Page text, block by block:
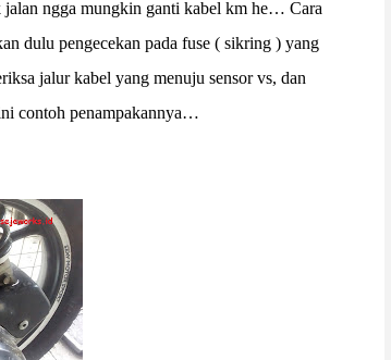
jalan ngga mungkin ganti kabel km he… Cara
dulu pengecekan pada fuse ( sikring ) yang
jalur kabel yang menuju sensor vs, dan
contoh penampakannya…